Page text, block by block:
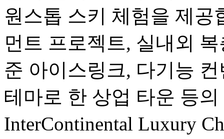
원스톱 스키 체험을 제공
먼트 프로젝트, 실내외
준 아이스링크, 다기능
테마로 한 상업 타운 등
InterContinental Luxury